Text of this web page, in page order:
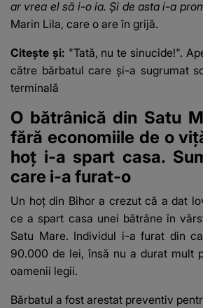
ar vrea el să i-o ia. Și de asta i-a
Marin Lila, care o are în grijă.
Citește și: "Tată, nu te sinucide!".
către bărbatul care și-a sugrumat
terminală
O bătrânică din Satu
fără economiile de o
hoț i-a spart casa.
care i-a furat-o
Un hoț din Bihor a crezut că a dat
ce a spart casa unei bătrâne în
Satu Mare. Individul i-a furat din
90.000 de lei, însă nu a durat mult
oamenii legii.
Bărbatul a fost arestat preventiv